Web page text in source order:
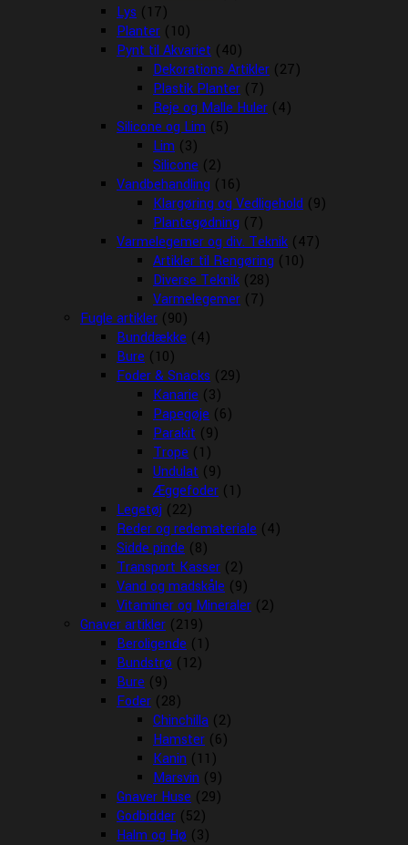
Lys (17)
Planter (10)
Pynt til Akvariet (40)
Dekorations Artikler (27)
Plastik Planter (7)
Reje og Malle Huler (4)
Silicone og Lim (5)
Lim (3)
Silicone (2)
Vandbehandling (16)
Klargøring og Vedligehold (9)
Plantegødning (7)
Varmelegemer og div. Teknik (47)
Artikler til Rengøring (10)
Diverse Teknik (28)
Varmelegemer (7)
Fugle artikler (90)
Bunddække (4)
Bure (10)
Foder & Snacks (29)
Kanarie (3)
Papegøje (6)
Parakit (9)
Trope (1)
Undulat (9)
Æggefoder (1)
Legetøj (22)
Reder og redemateriale (4)
Sidde pinde (8)
Transport Kasser (2)
Vand og madskåle (9)
Vitaminer og Mineraler (2)
Gnaver artikler (219)
Beroligende (1)
Bundstrø (12)
Bure (9)
Foder (28)
Chinchilla (2)
Hamster (6)
Kanin (11)
Marsvin (9)
Gnaver Huse (29)
Godbidder (52)
Halm og Hø (3)